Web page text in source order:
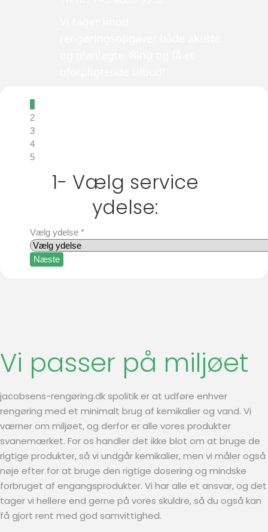
1
2
3
4
5
1- Vælg service
ydelse:
Vælg ydelse *
Næste
Vi passer på miljøet
jacobsens-rengøring.dk spolitik er at udføre enhver
rengøring med et minimalt brug af kemikalier og vand. Vi
værner om miljøet, og derfor er alle vores produkter
svanemærket. For os handler det ikke blot om at bruge de
rigtige produkter, så vi undgår kemikalier, men vi måler også
nøje efter for at bruge den rigtige dosering og mindske
forbruget af engangsprodukter. Vi har alle et ansvar, og det
tager vi hellere end gerne på vores skuldre, så du også kan
få gjort rent med god samvittighed.